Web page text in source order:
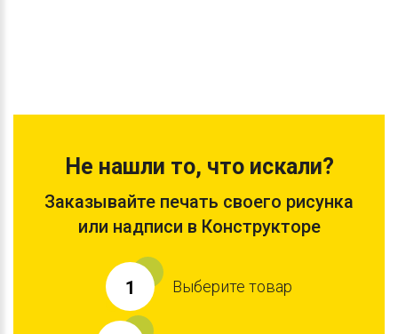
Не нашли то, что искали?
Заказывайте печать своего рисунка
или надписи в Конструкторе
1 Выберите товар